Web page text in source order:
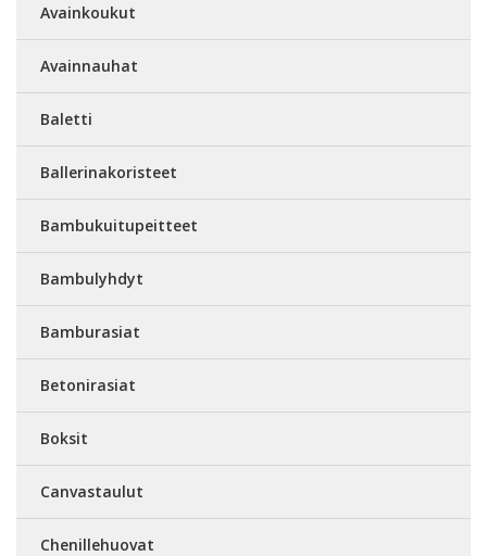
Avainkoukut
Avainnauhat
Baletti
Ballerinakoristeet
Bambukuitupeitteet
Bambulyhdyt
Bamburasiat
Betonirasiat
Boksit
Canvastaulut
Chenillehuovat